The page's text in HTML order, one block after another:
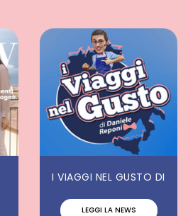
I VIAGGI NEL GUSTO DI
LEGGI LA NEWS